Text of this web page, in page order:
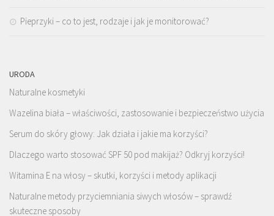
Pieprzyki – co to jest, rodzaje i jak je monitorować?
URODA
Naturalne kosmetyki
Wazelina biała – właściwości, zastosowanie i bezpieczeństwo użycia
Serum do skóry głowy: Jak działa i jakie ma korzyści?
Dlaczego warto stosować SPF 50 pod makijaż? Odkryj korzyści!
Witamina E na włosy – skutki, korzyści i metody aplikacji
Naturalne metody przyciemniania siwych włosów – sprawdź
skuteczne sposoby